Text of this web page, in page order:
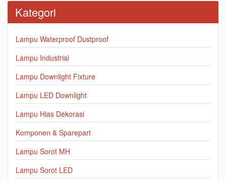
Kategori
Lampu Waterproof Dustproof
Lampu Industrial
Lampu Downlight Fixture
Lampu LED Downlight
Lampu Hias Dekorasi
Komponen & Sparepart
Lampu Sorot MH
Lampu Sorot LED